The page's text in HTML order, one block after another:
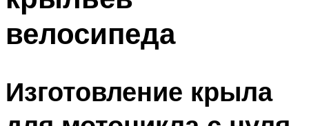
велосипеда
Изготовление крыла